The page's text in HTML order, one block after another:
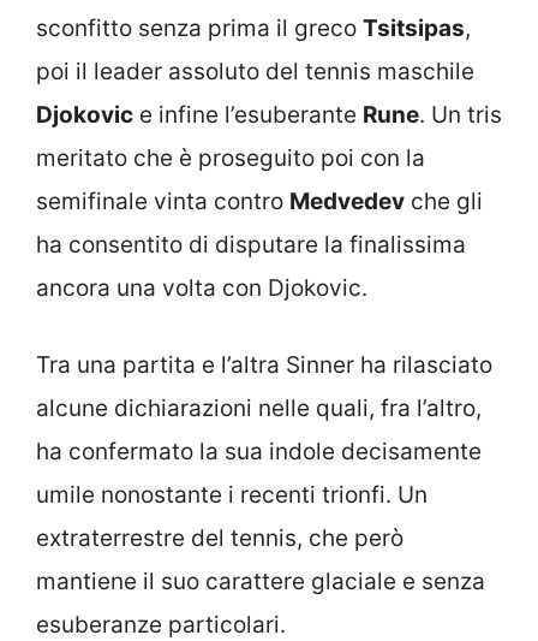
sconfitto senza prima il greco Tsitsipas,
poi il leader assoluto del tennis maschile
Djokovic e infine l’esuberante Rune. Un tris
meritato che è proseguito poi con la
semifinale vinta contro Medvedev che gli
ha consentito di disputare la finalissima
ancora una volta con Djokovic.
Tra una partita e l’altra Sinner ha rilasciato
alcune dichiarazioni nelle quali, fra l’altro,
ha confermato la sua indole decisamente
umile nonostante i recenti trionfi. Un
extraterrestre del tennis, che però
mantiene il suo carattere glaciale e senza
esuberanze particolari.